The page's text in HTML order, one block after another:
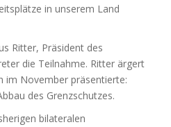
in unserem Land
Ritter, Präsident des
die Teilnahme. Ritter ärgert
im November präsentierte:
des Grenzschutzes.
bilateralen